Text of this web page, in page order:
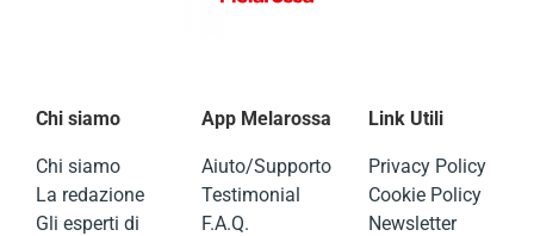
Chi siamo
Chi siamo
La redazione
Gli esperti di
App Melarossa
Aiuto/Supporto
Testimonial
F.A.Q.
Link Utili
Privacy Policy
Cookie Policy
Newsletter